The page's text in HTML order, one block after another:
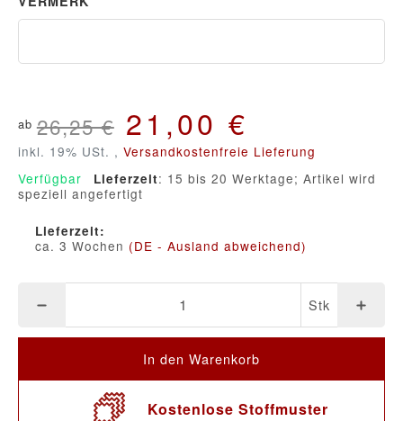
Vermerk
ab 26,25 € 21,00 €
inkl. 19% USt. , Versandkostenfreie Lieferung
Verfügbar
Lieferzeit: 15 bis 20 Werktage; Artikel wird
speziell angefertigt
Lieferzeit:
ca. 3 Wochen (DE - Ausland abweichend)
Stk
In den Warenkorb
Kostenlose Stoffmuster